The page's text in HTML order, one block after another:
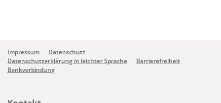
Impressum
Datenschutz
Datenschutzerklärung in leichter Sprache
Barrierefreiheit
Bankverbindung